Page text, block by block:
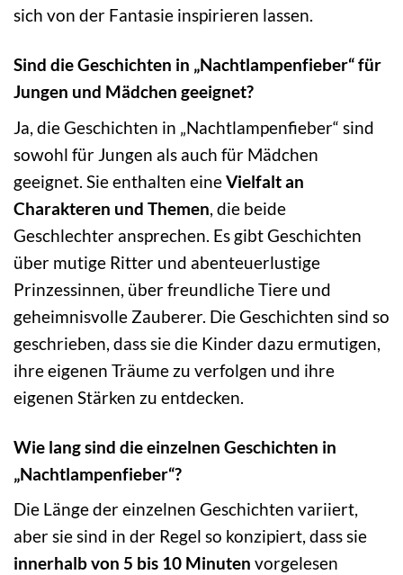
sich von der Fantasie inspirieren lassen.
Sind die Geschichten in „Nachtlampenfieber“ für
Jungen und Mädchen geeignet?
Ja, die Geschichten in „Nachtlampenfieber“ sind
sowohl für Jungen als auch für Mädchen
geeignet. Sie enthalten eineVielfalt an
Charakteren und Themen, die beide
Geschlechter ansprechen. Es gibt Geschichten
über mutige Ritter und abenteuerlustige
Prinzessinnen, über freundliche Tiere und
geheimnisvolle Zauberer. Die Geschichten sind so
geschrieben, dass sie die Kinder dazu ermutigen,
ihre eigenen Träume zu verfolgen und ihre
eigenen Stärken zu entdecken.
Wie lang sind die einzelnen Geschichten in
„Nachtlampenfieber“?
Die Länge der einzelnen Geschichten variiert,
aber sie sind in der Regel so konzipiert, dass sie
innerhalb von 5 bis 10 Minuten vorgelesen